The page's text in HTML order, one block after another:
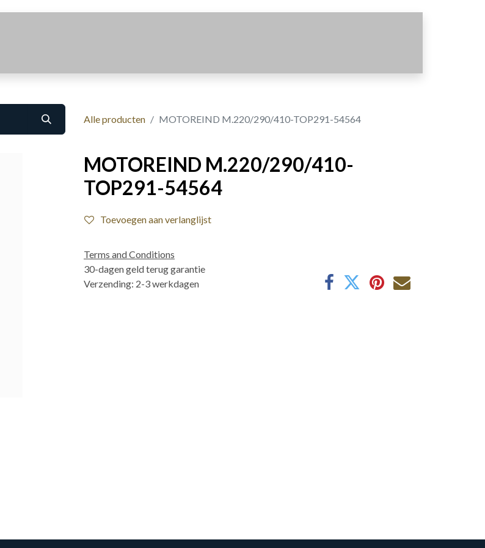
Alle producten MOTOREIND M.220/290/410-TOP291-54564
MOTOREIND M.220/290/410-
TOP291-54564
Toevoegen aan verlanglijst
Terms and Conditions
30-dagen geld terug garantie
Verzending: 2-3 werkdagen